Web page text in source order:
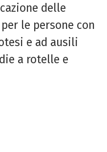
delle
le persone con
e ad ausili
a rotelle e